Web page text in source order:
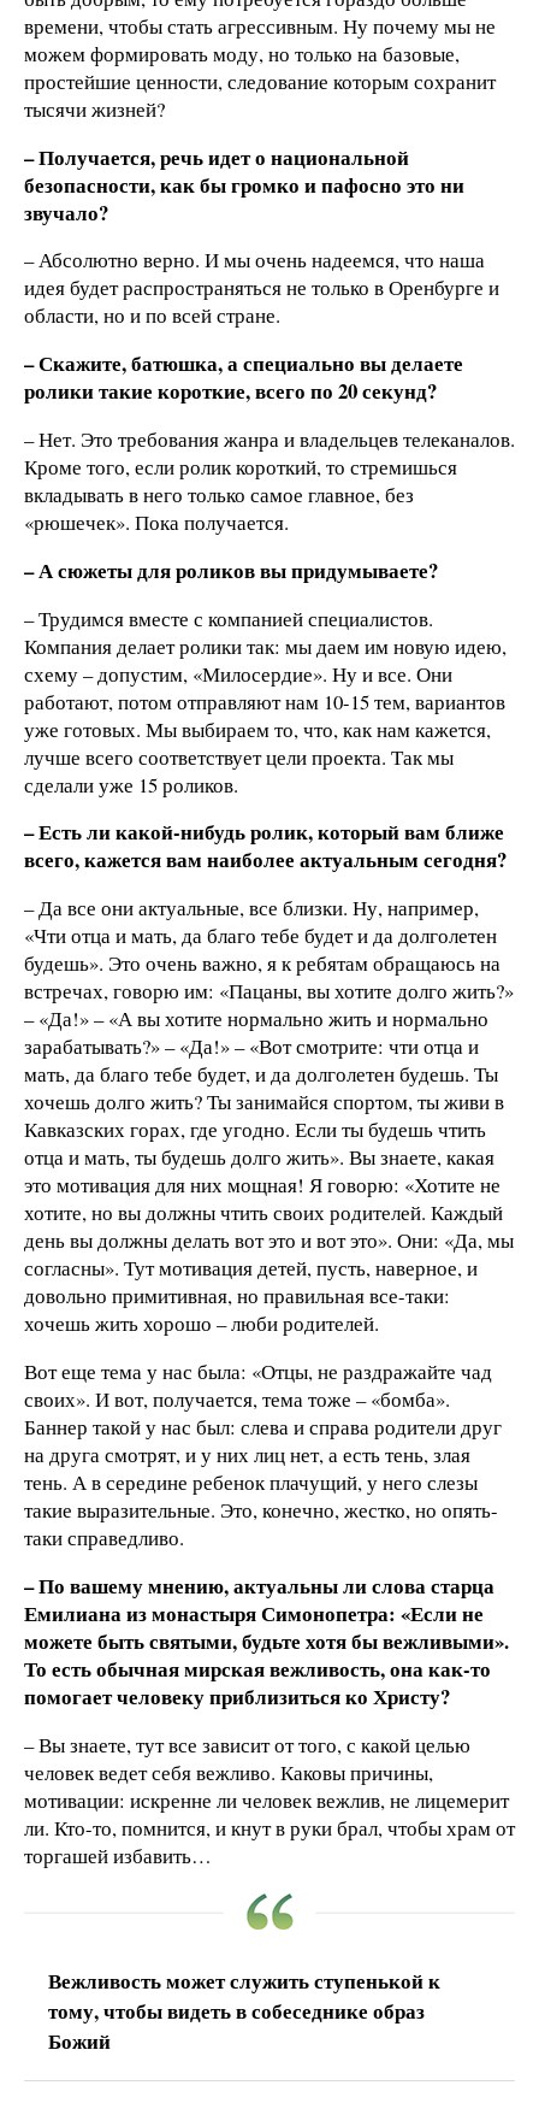
времени, чтобы стать агрессивным. Ну почему мы не
можем формировать моду, но только на базовые,
простейшие ценности, следование которым сохранит
тысячи жизней?
– Получается, речь идет о национальной
безопасности, как бы громко и пафосно это ни
звучало?
– Абсолютно верно. И мы очень надеемся, что наша
идея будет распространяться не только в Оренбурге и
области, но и по всей стране.
– Скажите, батюшка, а специально вы делаете
ролики такие короткие, всего по 20 секунд?
– Нет. Это требования жанра и владельцев телеканалов.
Кроме того, если ролик короткий, то стремишься
вкладывать в него только самое главное, без
«рюшечек». Пока получается.
– А сюжеты для роликов вы придумываете?
– Трудимся вместе с компанией специалистов.
Компания делает ролики так: мы даем им новую идею,
схему – допустим, «Милосердие». Ну и все. Они
работают, потом отправляют нам 10-15 тем, вариантов
уже готовых. Мы выбираем то, что, как нам кажется,
лучше всего соответствует цели проекта. Так мы
сделали уже 15 роликов.
– Есть ли какой-нибудь ролик, который вам ближе
всего, кажется вам наиболее актуальным сегодня?
– Да все они актуальные, все близки. Ну, например,
«Чти отца и мать, да благо тебе будет и да долголетен
будешь». Это очень важно, я к ребятам обращаюсь на
встречах, говорю им: «Пацаны, вы хотите долго жить?»
– «Да!» – «А вы хотите нормально жить и нормально
зарабатывать?» – «Да!» – «Вот смотрите: чти отца и
мать, да благо тебе будет, и да долголетен будешь. Ты
хочешь долго жить? Ты занимайся спортом, ты живи в
Кавказских горах, где угодно. Если ты будешь чтить
отца и мать, ты будешь долго жить». Вы знаете, какая
это мотивация для них мощная! Я говорю: «Хотите не
хотите, но вы должны чтить своих родителей. Каждый
день вы должны делать вот это и вот это». Они: «Да, мы
согласны». Тут мотивация детей, пусть, наверное, и
довольно примитивная, но правильная все-таки:
хочешь жить хорошо – люби родителей.
Вот еще тема у нас была: «Отцы, не раздражайте чад
своих». И вот, получается, тема тоже – «бомба».
Баннер такой у нас был: слева и справа родители друг
на друга смотрят, и у них лиц нет, а есть тень, злая
тень. А в середине ребенок плачущий, у него слезы
такие выразительные. Это, конечно, жестко, но опять-
таки справедливо.
– По вашему мнению, актуальны ли слова старца
Емилиана из монастыря Симонопетра: «Если не
можете быть святыми, будьте хотя бы вежливыми».
То есть обычная мирская вежливость, она как-то
помогает человеку приблизиться ко Христу?
– Вы знаете, тут все зависит от того, с какой целью
человек ведет себя вежливо. Каковы причины,
мотивации: искренне ли человек вежлив, не лицемерит
ли. Кто-то, помнится, и кнут в руки брал, чтобы храм от
торгашей избавить…
Вежливость может служить ступенькой к
тому, чтобы видеть в собеседнике образ
Божий